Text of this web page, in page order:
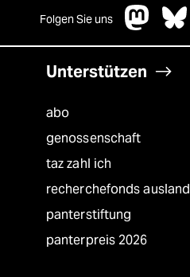
Folgen Sie uns
Unterstützen
abo
genossenschaft
taz zahl ich
recherchefonds ausland
panterstiftung
panterpreis 2026